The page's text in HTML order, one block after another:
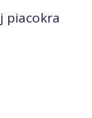
piacokra